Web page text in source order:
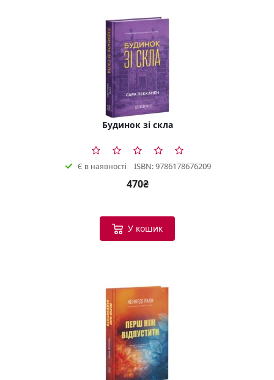
Будинок зі скла
Є в наявності ISBN: 9786178676209
470₴
У кошик